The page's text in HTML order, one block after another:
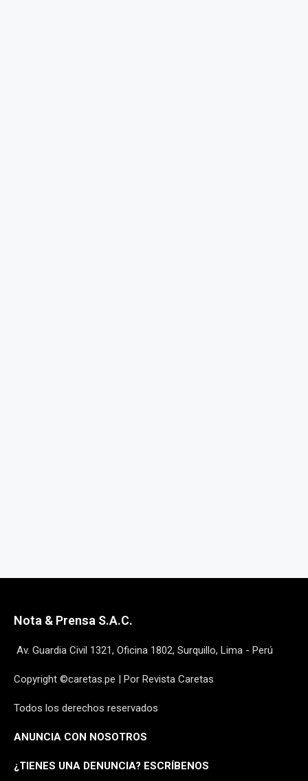
Nota & Prensa S.A.C.
Av. Guardia Civil 1321, Oficina 1802, Surquillo, Lima - Perú
Copyright ©caretas.pe | Por Revista Caretas
Todos los derechos reservados
ANUNCIA CON NOSOTROS
¿TIENES UNA DENUNCIA? ESCRÍBENOS